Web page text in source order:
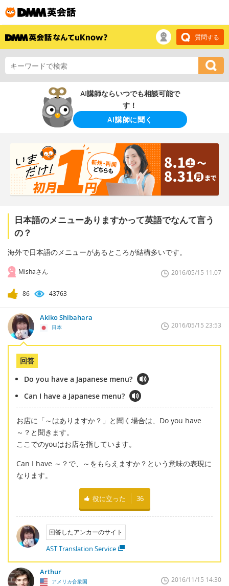
質問する
AI講師ならいつでも相談可能で
す！
AI講師に聞く
日本語のメニューありますかって英語でなんて言う
の？
海外で日本語のメニューがあるところが結構多いです。
Mishaさん 2016/05/15 11:07
86 43763
Akiko Shibahara
日本 2016/05/15 23:53
回答
Do you have a Japanese menu?
Can I have a Japanese menu?
お店に「～はありますか？」と聞く場合は、Do you have
～？と聞きます。
ここでのyouはお店を指しています。
Can I have ～？で、～をもらえますか？という意味の表現に
なります。
役に立った 36
回答したアンカーのサイト
AST Translation Service
Arthur
アメリカ合衆国 2016/11/15 14:30